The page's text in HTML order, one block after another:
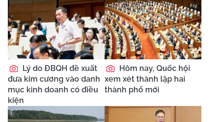
Lý do ĐBQH đề xuất
đưa kim cương vào danh
mục kinh doanh có điều
kiện
Hôm nay, Quốc hội
xem xét thành lập hai
thành phố mới